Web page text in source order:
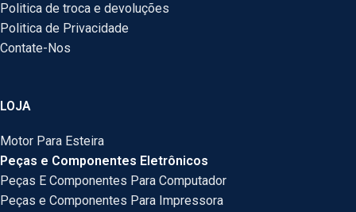
Politica de troca e devoluções
Politica de Privacidade
Contate-Nos
LOJA
Motor Para Esteira
Peças e Componentes Eletrônicos
Peças E Componentes Para Computador
Peças e Componentes Para Impressora